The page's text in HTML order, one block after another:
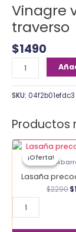
Vinagre
traverso
$1490
SKU: 04f2b01efdc3
Productos
¡Oferta!
¡Oferta!
🍚
Lasaña
$2290
El
$
Lasaña
precocida
330
cantidad